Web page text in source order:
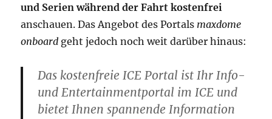
und Serien während der Fahrt kostenfrei
anschauen. Das Angebot des Portals maxdome
onboard geht jedoch noch weit darüber hinaus:
Das kostenfreie ICE Portal ist Ihr Info-
und Entertainmentportal im ICE und
bietet Ihnen spannende Information